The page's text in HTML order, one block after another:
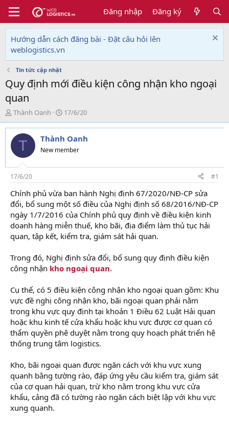
Đăng nhập Đăng ký
Hướng dẫn cách đăng bài - Đặt câu hỏi lên
weblogistics.vn
Tin tức cập nhật
Quy định mới điều kiện công nhận kho ngoại
quan
T
h
r
e
d
s
t
a
r
t
e
r
Thành Oanh
N
g
à
y
g
i
17/6/20
T Thành Oanh
New member
17/6/20 #1
Chính phủ vừa ban hành Nghị định 67/2020/NĐ-CP sửa
đổi, bổ sung một số điều của Nghị định số 68/2016/NĐ-CP
ngày 1/7/2016 của Chính phủ quy định về điều kiện kinh
doanh hàng miễn thuế, kho bãi, địa điểm làm thủ tục hải
quan, tập kết, kiểm tra, giám sát hải quan.
Trong đó, Nghị định sửa đổi, bổ sung quy định điều kiện
công nhận kho ngoại quan.
Cụ thể, có 5 điều kiện công nhận kho ngoại quan gồm: Khu
vực đề nghị công nhận kho, bãi ngoại quan phải nằm
trong khu vực quy định tại khoản 1 Điều 62 Luật Hải quan
hoặc khu kinh tế cửa khẩu hoặc khu vực được cơ quan có
thẩm quyền phê duyệt nằm trong quy hoạch phát triển hệ
thống trung tâm logistics.
Kho, bãi ngoại quan được ngăn cách với khu vực xung
quanh bằng tường rào, đáp ứng yêu cầu kiểm tra, giám sát
của cơ quan hải quan, trừ kho nằm trong khu vực cửa
khẩu, cảng đã có tường rào ngăn cách biệt lập với khu vực
xung quanh.